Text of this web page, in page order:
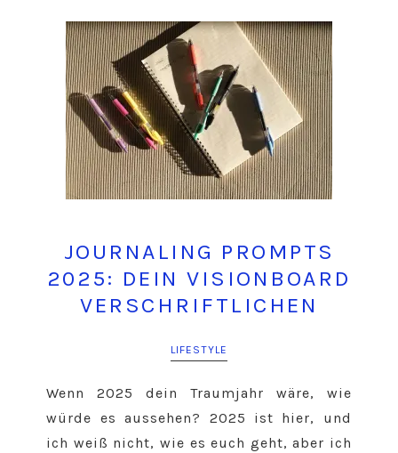
JOURNALING PROMPTS
2025: DEIN VISIONBOARD
VERSCHRIFTLICHEN
LIFESTYLE
Wenn 2025 dein Traumjahr wäre, wie
würde es aussehen? 2025 ist hier, und
ich weiß nicht, wie es euch geht, aber ich